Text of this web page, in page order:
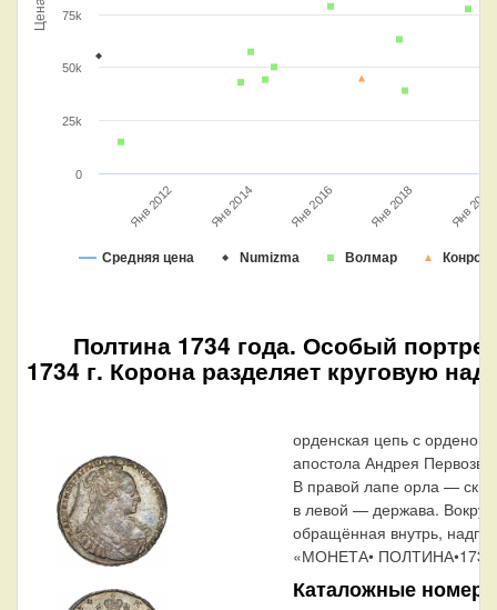
Цена
Средняя цена Numizma Волмар Конрос
Янв 2012 Янв 2014 Янв 2016 Янв 2018 Янв 2020
0
25k
50k
75k
Полтина 1734 года. Особый портрет
1734 г. Корона разделяет круговую
орденская цепь с орденом
апостола Андрея
В правой лапе орла —
в левой — держава. Вокруг
обращённая внутрь,
«МОНЕТА•
Каталожные номера